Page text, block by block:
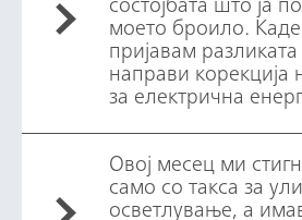
состојбата што ја
моето броило.
пријавам разликата
направи корекција
за електрична
Овој месец ми
само со такса за
осветлување, а